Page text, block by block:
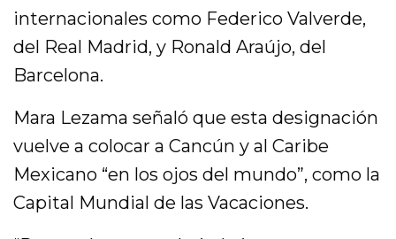
internacionales como Federico Valverde,
del Real Madrid, y Ronald Araújo, del
Barcelona.
Mara Lezama señaló que esta designación
vuelve a colocar a Cancún y al Caribe
Mexicano “en los ojos del mundo”, como la
Capital Mundial de las Vacaciones.